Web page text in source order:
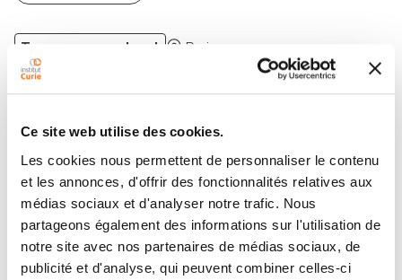
Ce site web utilise des cookies.
Les cookies nous permettent de personnaliser le contenu
et les annonces, d'offrir des fonctionnalités relatives aux
médias sociaux et d'analyser notre trafic. Nous
partageons également des informations sur l'utilisation de
notre site avec nos partenaires de médias sociaux, de
publicité et d'analyse, qui peuvent combiner celles-ci
Temporary contract Paris
Study Engineer (F/M)
Search
Research Center
Permanent contract Paris
Laboratory Manager (F/M)
Search